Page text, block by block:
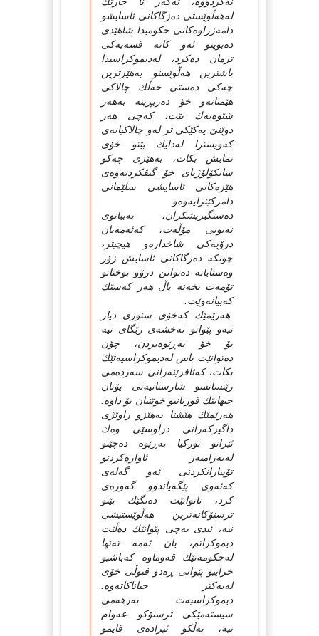
لەهەڵوێستی دەزگاكانی ئاسایشو
دامەزراوەكانی حكومیدا شاهێدی
دەبوینو ئەو كاتە قسەیەكی
ترمان دەكرد، لەدیموكراسیدا
باشترین هەڵوێستو بەهێزترین
چەكی دەستی خەڵك چالاكی
هێمنانەو خۆ دەربڕینە بەهەر
شێوەیەك بێت، كەچی هەر
دوێنێ یەكێكی تر لەو چالاكیانەی
كەویسترا لەدایك بێتو خۆی
نمایش بكات، بەهێزی چەكو
سایكۆلۆژیای خۆ گیڤكردنەوەی
هێزەكانی ئاسایشی سلێمانی
دامركێنرایەوەو
دەستگیریشكران، بەبیانوی
نەبونی مۆڵەت، كەئەمەیان
درۆیەكی شاخدارەو هیچیتر،
چونكە دەزگاكانی ئاسایش زۆر
وەستایانە دەتوانن درۆو بوختانو
تۆمەت بخەنە پاڵ هەر كەسێك
كەبیانەوێت.
هەرێمێك كەخۆی سنوری دیار
نیەو پێوانو نەخشەی رێگای نیە
بۆ خۆ بەڕێوەبردن، چۆن
دەتوانێت باس لەدیموكراسیەتێك
بكات، كەئافرێنەرانی سەردەمی
رێنسانسو شارستانیەتی یۆنان
جیهانێك قوربانیو خوێنیان بۆ داوە.
هەرێمێك هێشتا بەهێزو راوێژی
داگیركەرانی دراوسێی وەك
ئێرانو توركیا بەڕێوە دەچێتو
لەبەرامبەر ئاوارەكردنو
تۆپبارانكردنی ئەو گەلەی
كەئەوی پێگەیاندوو گەورەی
كرد، ناتوانێت دەنگێك بێتو
ترسنۆكانەترین هەڵوێستیشی
نیە، ئیدی بەچی پێوانێك دەڵێت
دیموكراتم، یان ئەمە تەنها
لەحكومەتێك قەوماوە كەباشیو
خراپیو پێوانی ڕەدو قبوڵی خۆی
لەیەكتر جیاناكاتەوە.
دیموكراسیەت بەرهەمی
سیستەمێكی ترسنۆكو عەوام
نیە، بەڵكو ئیرادەی قایمو